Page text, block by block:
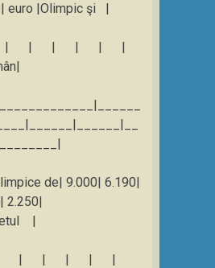
| euro |Olimpic şi |
| | | |
de| 9.000| 6.190|
2.250|
|
| | | | |